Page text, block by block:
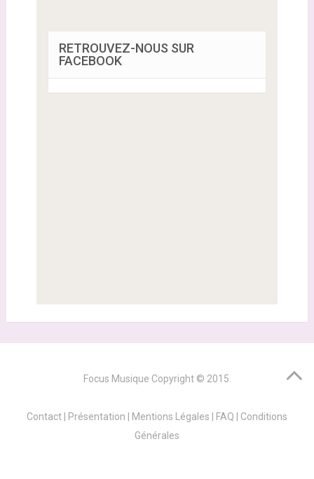
RETROUVEZ-NOUS SUR
FACEBOOK
Focus Musique Copyright © 2015.
Contact Présentation Mentions Légales FAQ
Conditions
Générales